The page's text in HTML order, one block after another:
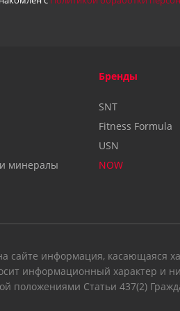
минералы
Бренды
SNT
Fitness Formula
USN
NOW
сайте информация, касающаяся
информационный характер и
положениями Статьи 437(2)